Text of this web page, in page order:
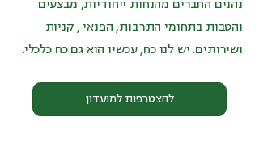
נהנים החברים מהנחות ייחודיות, מבצעים
והטבות בתחומי התרבות, הפנאי , קניות
ושירותים. יש לנו כח, עכשיו הוא גם כח כלכלי.
להצטרפות למועדון